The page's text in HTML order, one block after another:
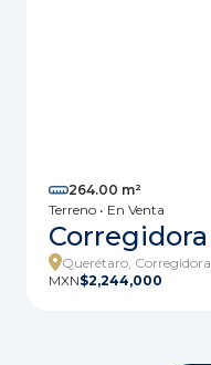
264.00 m²
Terreno • En Venta
Corregidora
Querétaro, Corregidora
MXN$2,244,000